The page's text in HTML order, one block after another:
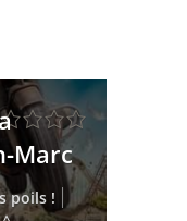
Marc
poils !